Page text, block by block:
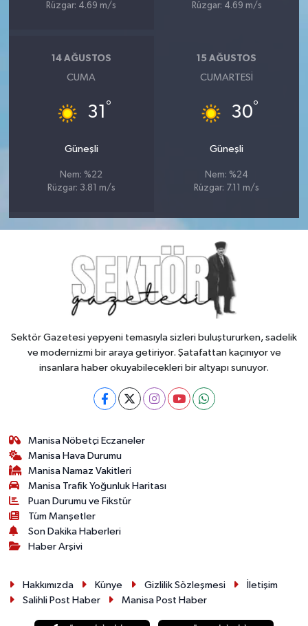
Rüzgar: 4.69 m/s
Rüzgar: 4.69 m/s
14 AĞUSTOS
CUMA
31 °
Güneşli
Nem: %22
Rüzgar: 3.81 m/s
15 AĞUSTOS
CUMARTESI
30°
Güneşli
Nem: %24
Rüzgar: 7.11 m/s
Sektör Gazetesi yepyeni temasıyla sizleri buluştururken, sadelik
ve modernizmi bir araya getiriyor. Şatafattan kaçınıyor ve
insanlara haber okuyabilecekleri bir altyapı sunuyor.
Manisa Nöbetçi Eczaneler
Manisa Hava Durumu
Manisa Namaz Vakitleri
Manisa Trafik Yoğunluk Haritası
Puan Durumu ve Fikstür
Tüm Manşetler
Son Dakika Haberleri
Haber Arşivi
Hakkımızda Künye Gizlilik Sözleşmesi
İletişim
Salihli Post Haber
Manisa Post Haber